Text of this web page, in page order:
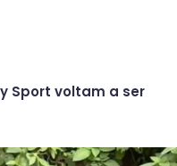
Sport voltam a ser